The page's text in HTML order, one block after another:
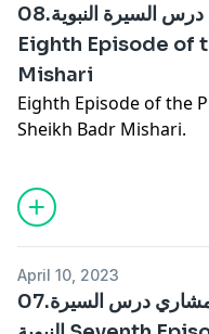
08.الحلقة الثامنه الشيخ بدر المشاري درس السيرة النبوية
Eighth Episode of
Mishari
Eighth Episode of the
Sheikh Badr Mishari.
April 10, 2023
07.الحلقة السابعة الشيخ بدر المشاري درس السيرة